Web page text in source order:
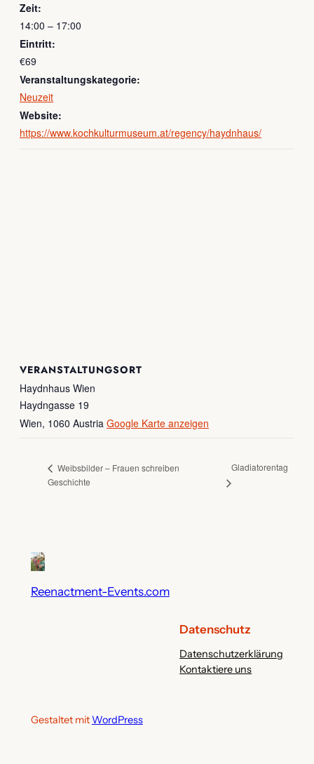
Zeit:
14:00 – 17:00
Eintritt:
€69
Veranstaltungskategorie:
Neuzeit
Website:
https://www.kochkulturmuseum.at/regency/haydnhaus/
VERANSTALTUNGSORT
Haydnhaus Wien
Haydngasse 19
Wien, 1060 Austria Google Karte anzeigen
Weibsbilder – Frauen schreiben
Geschichte
Gladiatorentag
Reenactment-Events.com
Datenschutz
Datenschutzerklärung
Kontaktiere uns
Gestaltet mit WordPress